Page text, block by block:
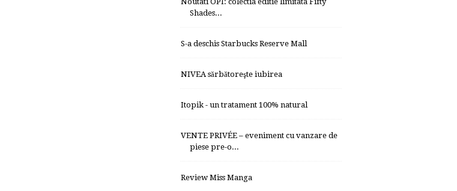
Shades...
S-a deschis Starbucks Reserve Mall
NIVEA sărbătoreşte iubirea
Itopik - un tratament 100% natural
VENTE PRIVÉE – eveniment cu vanzare de
piese pre-o...
Review Miss Manga